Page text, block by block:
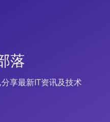
落
享最新IT资讯及技术